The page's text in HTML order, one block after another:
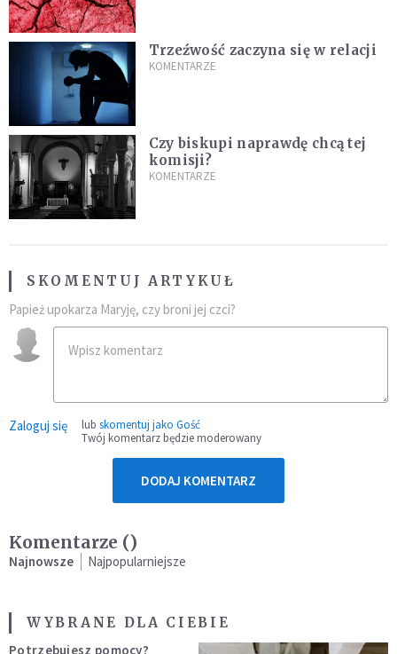
Trzeźwość zaczyna się w relacji
KOMENTARZE
Czy biskupi naprawdę chcą tej
komisji?
KOMENTARZE
SKOMENTUJ ARTYKUŁ
Papież upokarza Maryję, czy broni jej czci?
Zaloguj się lub skomentuj jako Gość
Twój komentarz będzie moderowany
DODAJ KOMENTARZ
Komentarze ()
Najnowsze Najpopularniejsze
WYBRANE DLA CIEBIE
Potrzebujesz pomocy?